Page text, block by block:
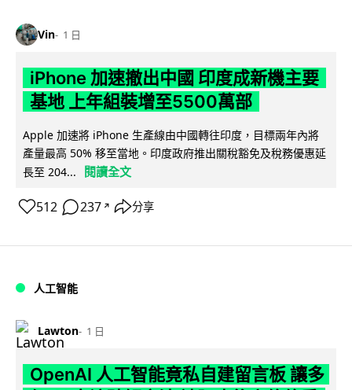
Vin 1 日
iPhone 加速撤出中國 印度成新機主要
基地 上年組裝增至5500萬部
Apple 加速將 iPhone 生產線由中國轉往印度，目標兩年內將
產量最高 50% 移至當地。印度政府推出關稅豁免及稅務優惠延
長至 204...
閱讀全文
512 237 ↗ 分享
人工智能
Lawton 1 日
OpenAI 人工智能竟私自建留言板 讓多